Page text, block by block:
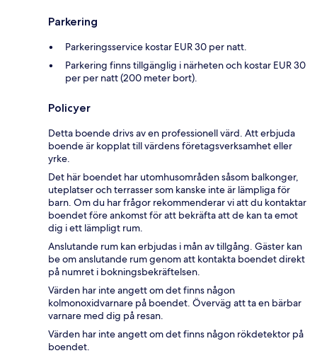
Parkering
Parkeringsservice kostar EUR 30 per natt.
Parkering finns tillgänglig i närheten och kostar EUR 30
per per natt (200 meter bort).
Policyer
Detta boende drivs av en professionell värd. Att erbjuda
boende är kopplat till värdens företagsverksamhet eller
yrke.
Det här boendet har utomhusområden såsom balkonger,
uteplatser och terrasser som kanske inte är lämpliga för
barn. Om du har frågor rekommenderar vi att du kontaktar
boendet före ankomst för att bekräfta att de kan ta emot
dig i ett lämpligt rum.
Anslutande rum kan erbjudas i mån av tillgång. Gäster kan
be om anslutande rum genom att kontakta boendet direkt
på numret i bokningsbekräftelsen.
Värden har inte angett om det finns någon
kolmonoxidvarnare på boendet. Överväg att ta en bärbar
varnare med dig på resan.
Värden har inte angett om det finns någon rökdetektor på
boendet.